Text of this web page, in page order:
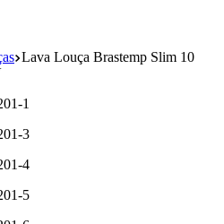
Lava Louça Brastemp Slim 10